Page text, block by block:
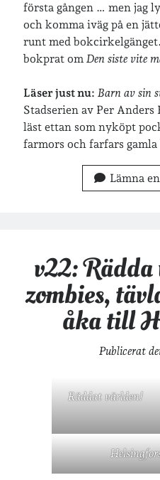
första gången … men jag
och komma iväg på en
runt med
bokprat omDen siste vite
Läser just nu: Barn av sin
Stadserien av Per
läst ettan som nyköpt
farmors och farfars gamla
Lämna
v22:
zombies,
åka till
Publicerat
Räddat världen!